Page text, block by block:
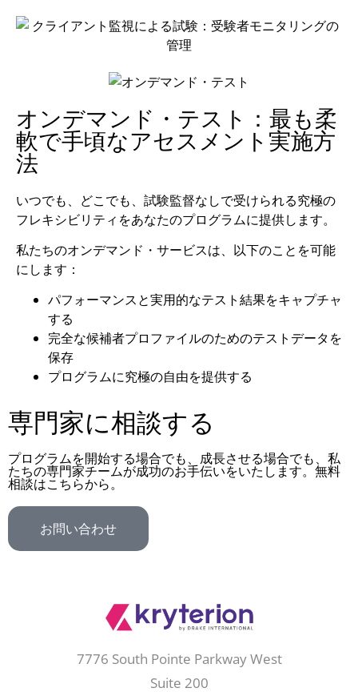
オンデマンド・テスト：最も柔
軟で手頃なアセスメント実施方
法
いつでも、どこでも、試験監督なしで受けられる究極の
フレキシビリティをあなたのプログラムに提供します。
私たちのオンデマンド・サービスは、以下のことを可能
にします：
パフォーマンスと実用的なテスト結果をキャプチャ
する
完全な候補者プロファイルのためのテストデータを
保存
プログラムに究極の自由を提供する
専門家に相談する
プログラムを開始する場合でも、成長させる場合でも、私
たちの専門家チームが成功のお手伝いをいたします。無料
相談はこちらから。
お問い合わせ
7776 South Pointe Parkway West
Suite 200